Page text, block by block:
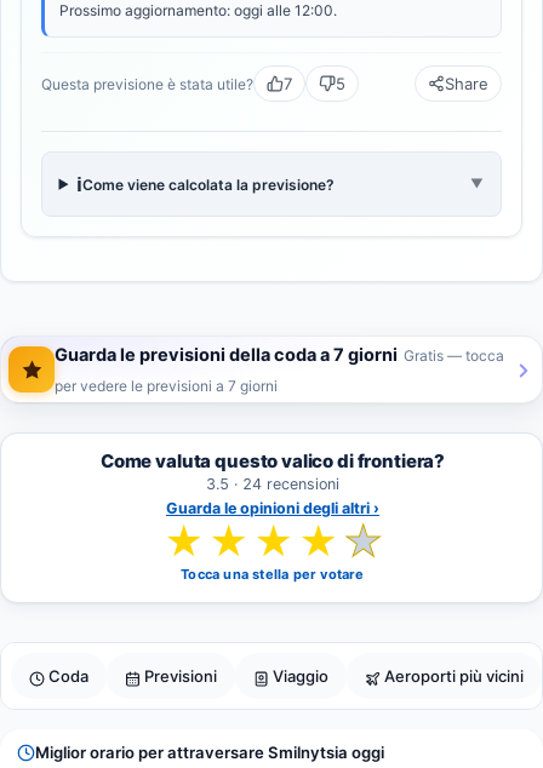
Coda Previsioni Viaggio Aeroporti più vicini
Prossimo aggiornamento: oggi alle 12:00.
Questa previsione è stata utile? 7 5 Share
ℹ️Come viene calcolata la previsione? ▼
Guarda le previsioni della coda a 7 giorni Gratis — tocca
per vedere le previsioni a 7 giorni
Come valuta questo valico di frontiera?
3.5 · 24 recensioni
Guarda le opinioni degli altri ›
★ ★ ★ ★ ★
Tocca una stella per votare
Miglior orario per attraversare Smilnytsia oggi